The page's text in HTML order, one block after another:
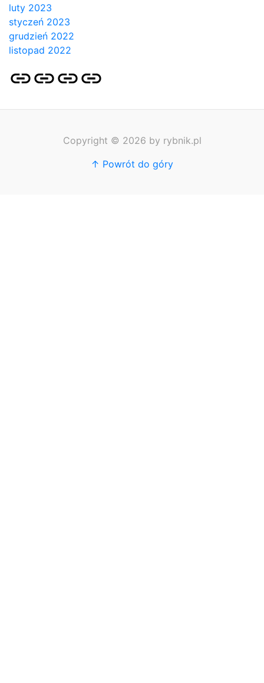
luty 2023
styczeń 2023
grudzień 2022
listopad 2022
Strona
główna
Pozycjonowanie
Stron
SKLEP
SEO
BLOG
Copyright © 2026 by rybnik.pl
↑ Powrót do góry